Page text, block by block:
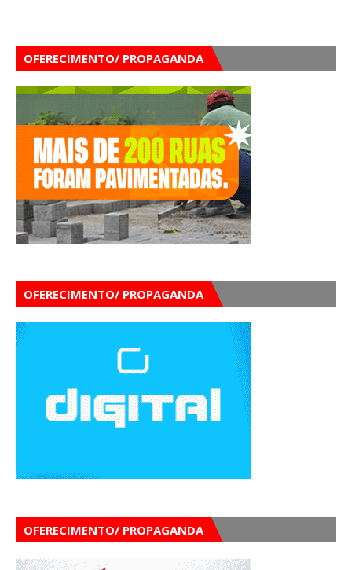
OFERECIMENTO/ PROPAGANDA
OFERECIMENTO/ PROPAGANDA
OFERECIMENTO/ PROPAGANDA